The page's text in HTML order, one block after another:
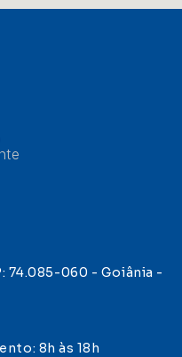
74.085-060 - Goiânia -
8h às 18h